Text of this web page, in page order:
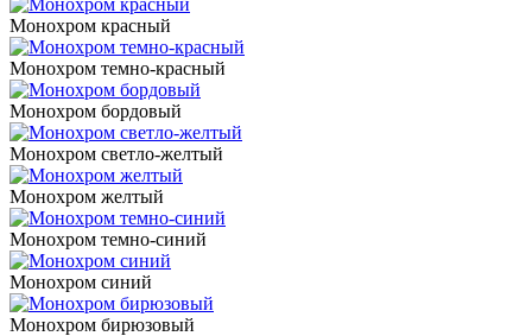
Монохром красный
Монохром темно-красный
Монохром бордовый
Монохром светло-желтый
Монохром желтый
Монохром темно-синий
Монохром синий
Монохром бирюзовый